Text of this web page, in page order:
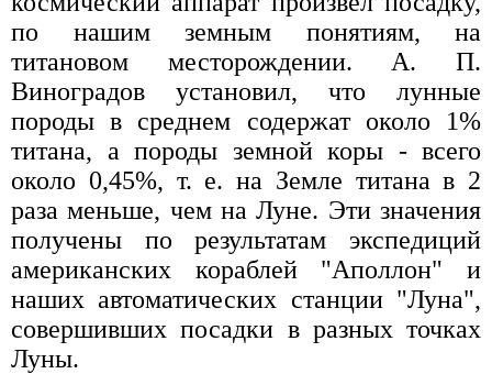
по нашим земным понятиям, на
титановом месторождении. А. П.
Виноградов установил, что лунные
породы в среднем содержат около 1%
титана, а породы земной коры - всего
около 0,45%, т. е. на Земле титана в 2
раза меньше, чем на Луне. Эти значения
получены по результатам экспедиций
американских кораблей "Аполлон" и
наших автоматических станции "Луна",
совершивших посадки в разных точках
Луны.